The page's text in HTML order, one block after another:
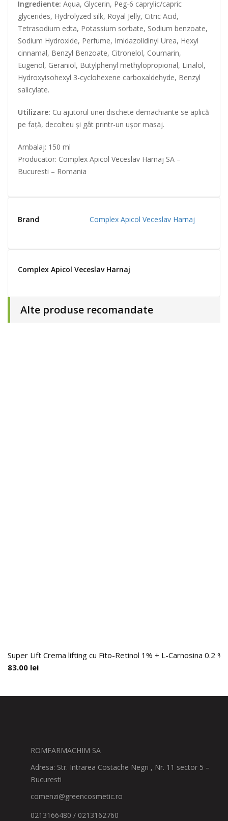
Ingrediente: Aqua, Glycerin, Peg-6 caprylic/capric
glycerides, Hydrolyzed silk, Royal Jelly, Citric Acid,
Tetrasodium edta, Potassium sorbate, Sodium benzoate,
Sodium Hydroxide, Perfume, Imidazolidinyl Urea, Hexyl
cinnamal, Benzyl Benzoate, Citronelol, Coumarin,
Eugenol, Geraniol, Butylphenyl methylopropional, Linalol,
Hydroxyisohexyl 3-cyclohexene carboxaldehyde, Benzyl
salicylate.
Utilizare: Cu ajutorul unei dischete demachiante se aplică
pe față, decolteu și gât printr-un ușor masaj.
Ambalaj: 150 ml
Producator: Complex Apicol Veceslav Harnaj SA –
Bucuresti – Romania
Brand Complex Apicol Veceslav Harnaj
Complex Apicol Veceslav Harnaj
Alte produse recomandate
Super Lift Crema lifting cu Fito-Retinol 1% + L-Carnosina 0.2
83.00 lei
ROMFARMACHIM SA
Adresa: Str. Intrarea Costache Negri , Nr. 11 sector 5 –
Bucuresti
comenzi@greencosmetic.ro
0213166480 / 0213162760